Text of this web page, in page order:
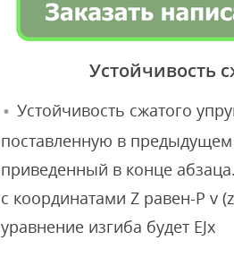
Устойчивость
Устойчивость сжатого
поставленную в предыдущем
приведенный в конце
с координатами Z равен-P v
уравнение изгиба будет EJx